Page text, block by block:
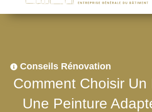
Conseils Rénovation
Comment Choisir Un
Une Peinture